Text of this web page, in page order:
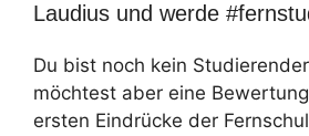
Laudius und werde
Du bist noch kein
möchtest aber eine
ersten Eindrücke der